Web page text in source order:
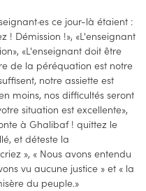
ce jour-là étaient :
! Démission !», «L'enseignant
«L'enseignant doit être
de la péréquation est notre
notre assiette est
moins, nos difficultés seront
situation est excellente»,
à Ghalibaf ! quittez le
et déteste la
», « Nous avons entendu
vu aucune justice » et « la
du peuple.»